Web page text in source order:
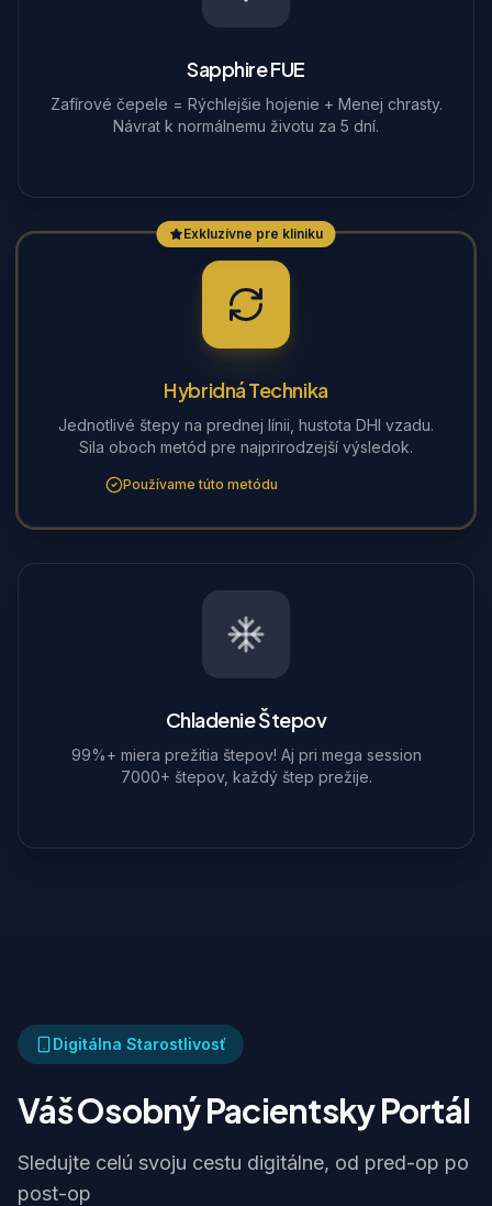
Sapphire FUE
Zafírové čepele = Rýchlejšie hojenie + Menej chrasty.
Návrat k normálnemu životu za 5 dní.
Exkluzívne pre kliniku
Hybridná Technika
Jednotlivé štepy na prednej línii, hustota DHI vzadu.
Sila oboch metód pre najprirodzejší výsledok.
Používame túto metódu
Chladenie Štepov
99%+ miera prežitia štepov! Aj pri mega session
7000+ štepov, každý štep prežije.
Digitálna Starostlivosť
Váš Osobný Pacientsky Portál
Sledujte celú svoju cestu digitálne, od pred-op po
post-op